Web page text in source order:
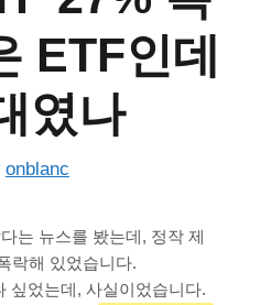
ETF인데
였나
onblanc
는 뉴스를 봤는데, 정작 제
락해 있었습니다.
싶었는데, 사실이었습니다.